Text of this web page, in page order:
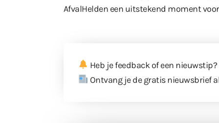
AfvalHelden een uitstekend moment
Heb je feedback of een nieuwstip?
Ontvang je de gratis nieuwsbrief